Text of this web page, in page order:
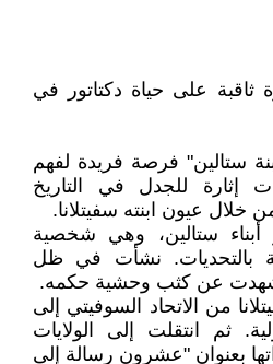
ثاقبة على حياة دكتاتور في
ستالين" فرصة فريدة لفهم
إثارة للجدل في التاريخ
خلال عيون ابنته سفيتلانا.
أبناء ستالين، وهي شخصية
بالتحديات. نشأت في ظل
عن كثب وحشية حكمه.
سفيتلانا من الاتحاد السوفيتي إلى
ثم انتقلت إلى الولايات
بعنوان "عشرون رسالة إلى